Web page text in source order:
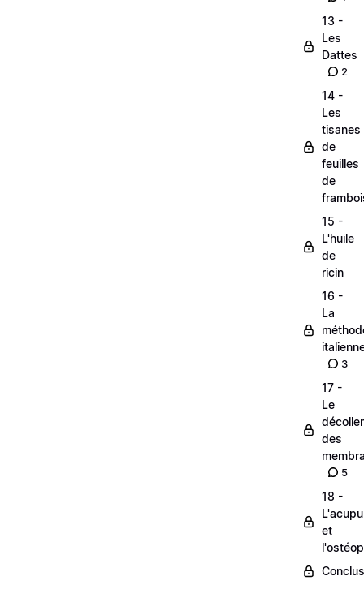
13 -
Les
Dattes
2
14 -
Les
tisanes
de
feuilles
de
15 -
L'huile
de
ricin
16 -
La
3
17 -
Le
des
5
18 -
et